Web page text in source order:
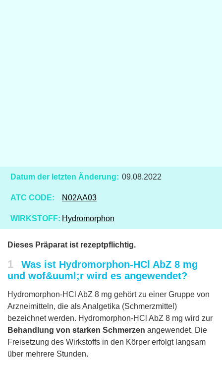
Datum der letzten Änderung: 09.08.2022
ATC CODE: N02AA03
WIRKSTOFF: Hydromorphon
Dieses Präparat ist rezeptpflichtig.
1
Was ist Hydromorphon-HCl AbZ 8 mg
und wof&uuml;r wird es angewendet?
Hydromorphon-HCl AbZ 8 mg gehört zu einer Gruppe von
Arzneimitteln, die als Analgetika (Schmerzmittel)
bezeichnet werden. Hydromorphon-HCl AbZ 8 mg wird zur
Behandlung von starken Schmerzen angewendet. Die
Freisetzung des Wirkstoffs in den Körper erfolgt langsam
über mehrere Stunden.